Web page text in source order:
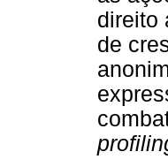
direito
de